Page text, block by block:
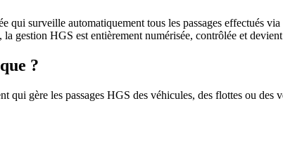
qui surveille automatiquement tous les passages effectués
la gestion HGS est entièrement numérisée, contrôlée et
?
gère les passages HGS des véhicules, des flottes ou des